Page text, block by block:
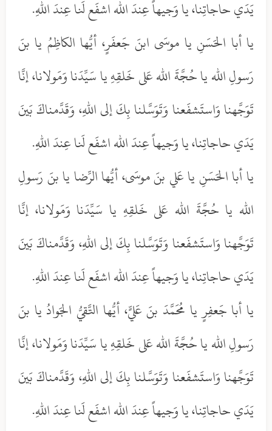
يَدَي حاجاتِنا، يا وَجيهاً عِندَ الله اشفَع لَنا عِندَ اللهِ.
يا أبا الحَسَنِ يا موسَى ابنَ جَعفَرٍ، أيُّها الكاظِمُ يا بنَ
رَسولِ الله يا حُجَّةَ الله عَلى خَلقِهِ يا سَيِّدَنا وَمَولانا، إنَّا
تَوَجَّهنا وَاستَشفَعنا وَتَوَسَّلنا بِكَ إلى اللهِ، وَقَدَّمناكَ بَينَ
يَدَي حاجاتِنا، يا وَجيهاً عِندَ الله اشفَع لَنا عِندَ اللهِ.
يا أبا الحَسَنِ يا عَلي بنَ موسَى، أيُّها الرِّضا يا بنَ رَسولِ
الله يا حُجَّةَ الله عَلى خَلقِهِ يا سَيِّدَنا وَمَولانا، إنَّا
تَوَجَّهنا وَاستَشفَعنا وَتَوَسَّلنا بِكَ إلى اللهِ، وَقَدَّمناكَ بَينَ
يَدَي حاجاتِنا، يا وَجيهاً عِندَ الله اشفَع لَنا عِندَ اللهِ.
يا أبا جَعفِرٍ يا مُحَمَّدَ بنَ عَليٍّ، أيُّها التَّقيُّ الجَوادُ يا بنَ
رَسولِ الله يا حُجَّةَ الله عَلى خَلقِهِ يا سَيِّدَنا وَمَولانا، إنَّا
تَوَجَّهنا وَاستَشفَعنا وَتَوَسَّلنا بِكَ إلى اللهِ، وَقَدَّمناكَ بَينَ
يَدَي حاجاتِنا، يا وَجيهاً عِندَ الله اشفَع لَنا عِندَ اللهِ.